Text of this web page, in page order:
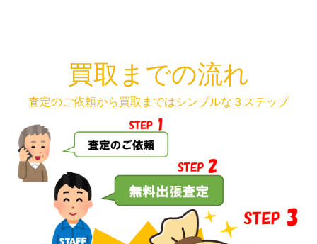
買取までの流れ
査定のご依頼から買取まではシンプルな３ステップ